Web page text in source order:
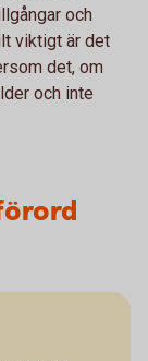
och
viktigt är det
det, om
och inte